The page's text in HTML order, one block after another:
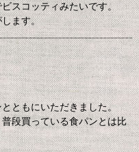
スコッティみたいです。
ます。
ともにいただきました。
段買っている食パンとは比